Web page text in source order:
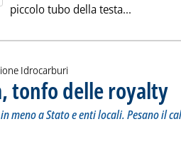
piccolo tubo della testa...
Idrocarburi
tonfo delle royalty..
meno a Stato e enti locali. Pesano il